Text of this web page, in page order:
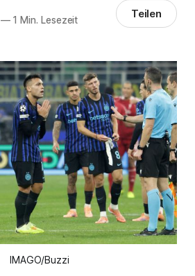
—1 Min. Lesezeit Teilen
IMAGO/Buzzi